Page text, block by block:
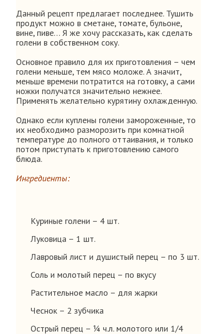
Данный рецепт предлагает последнее. Тушить
продукт можно в сметане, томате, бульоне,
вине, пиве… Я же хочу рассказать, как сделать
голени в собственном соку.
Основное правило для их приготовления – чем
голени меньше, тем мясо моложе. А значит,
меньше времени потратится на готовку, а сами
ножки получатся значительно нежнее.
Применять желательно курятину охлажденную.
Однако если куплены голени замороженные, то
их необходимо разморозить при комнатной
температуре до полного оттаивания, и только
потом приступать к приготовлению самого
блюда.
Ингредиенты:
Куриные голени – 4 шт.
Луковица – 1 шт.
Лавровый лист и душистый перец – по 3 шт.
Соль и молотый перец – по вкусу
Растительное масло – для жарки
Чеснок – 2 зубчика
Острый перец – ¼ ч.л. молотого или 1/4